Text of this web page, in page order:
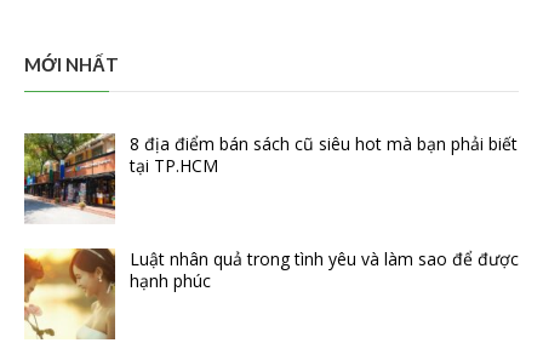
MỚI NHẤT
8 địa điểm bán sách cũ siêu hot mà bạn phải biết
tại TP.HCM
Luật nhân quả trong tình yêu và làm sao để được
hạnh phúc